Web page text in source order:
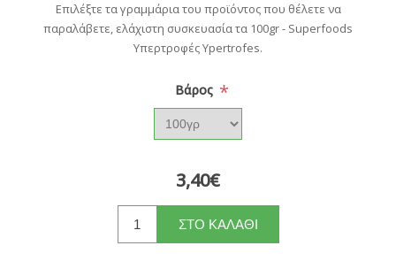
Επιλέξτε τα γραμμάρια του προϊόντος που θέλετε να
παραλάβετε, ελάχιστη συσκευασία τα 100gr - Superfoods
Υπερτροφές Ypertrofes.
Βάρος *
3,40€